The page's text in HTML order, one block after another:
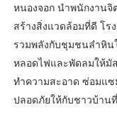
หนองจอก นำพนักงานจิ
สร้างสิ่งแวดล้อมที่ดี โร
รวมพลังกับชุมชนลำหิน
หลอดไฟและพัดลมให้มั
ทำความสะอาด ซ่อมแซ
ปลอดภัยให้กับชาวบ้าน